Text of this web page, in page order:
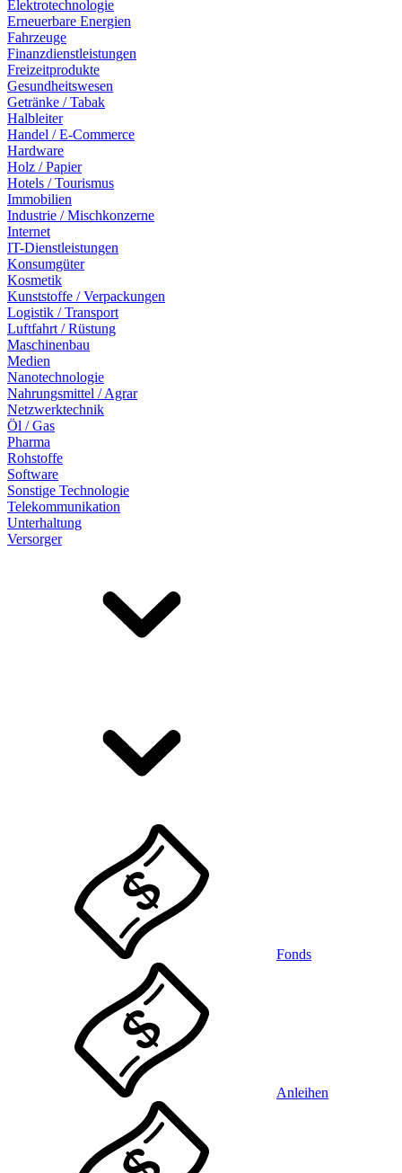
Elektrotechnologie
Erneuerbare Energien
Fahrzeuge
Finanzdienstleistungen
Freizeitprodukte
Gesundheitswesen
Getränke / Tabak
Halbleiter
Handel / E-Commerce
Hardware
Holz / Papier
Hotels / Tourismus
Immobilien
Industrie / Mischkonzerne
Internet
IT-Dienstleistungen
Konsumgüter
Kosmetik
Kunststoffe / Verpackungen
Logistik / Transport
Luftfahrt / Rüstung
Maschinenbau
Medien
Nanotechnologie
Nahrungsmittel / Agrar
Netzwerktechnik
Öl / Gas
Pharma
Rohstoffe
Software
Sonstige Technologie
Telekommunikation
Unterhaltung
Versorger
Fonds
Anleihen